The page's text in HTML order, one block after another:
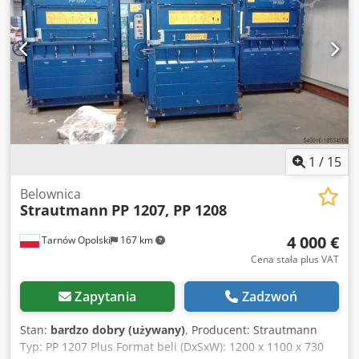
1 / 15
Tarnów Opolski 167 km
Belownica
Strautmann PP 1207, PP 1208
4 000 €
Cena stała plus VAT
Zapytania Zadzwoń
Stan: bardzo dobry (używany), Producent: Strautmann
Typ: PP 1207 Plus Format beli (DxSxW): 1200 x 1100 x 730